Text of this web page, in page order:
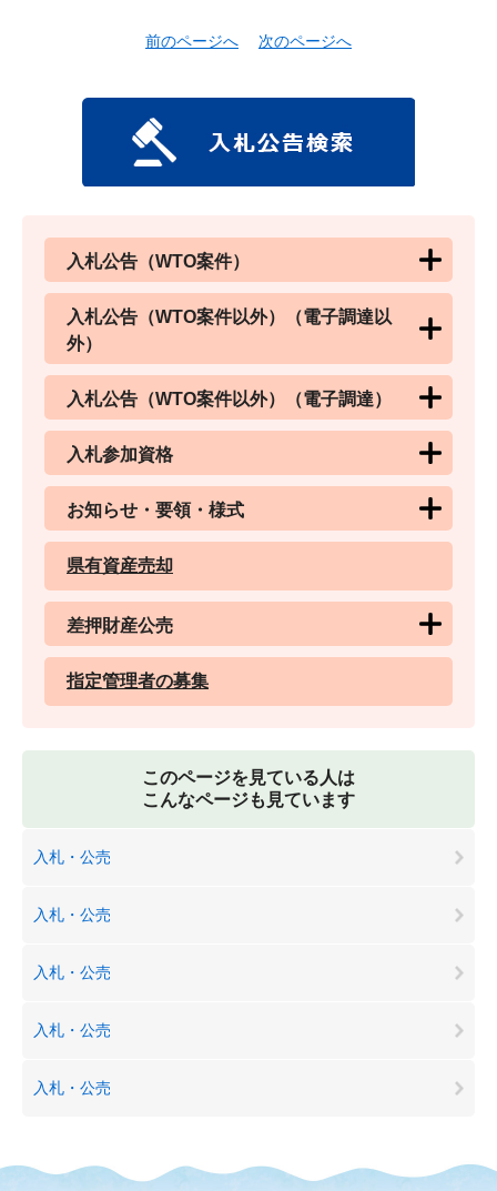
前のページへ 次のページへ
入札公告（WTO案件）
入札公告（WTO案件以外）（電子調達以
外）
入札公告（WTO案件以外）（電子調達）
入札参加資格
お知らせ・要領・様式
県有資産売却
差押財産公売
指定管理者の募集
このページを見ている人は
こんなページも見ています
入札・公売
入札・公売
入札・公売
入札・公売
入札・公売